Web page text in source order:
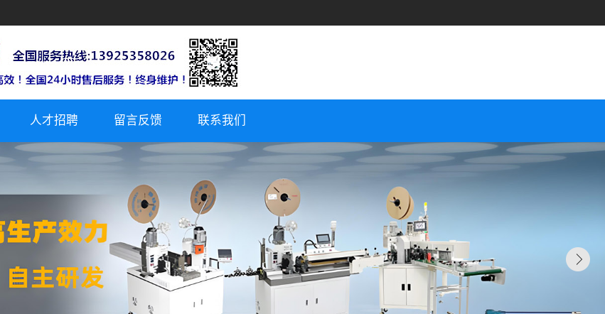
人才招聘 留言反馈 联系我们